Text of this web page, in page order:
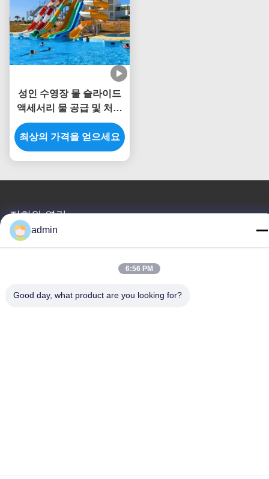
성인 수영장 물 슬라이드
액세서리 물 공급 및 처리
시스템을 포함
최상의 가격을 얻으세요
저희와 연락
Guangdong Dapeng Amusement
Technology Co., Ltd.
이메일
admin
6:56 PM
Good day, what product are you looking for?